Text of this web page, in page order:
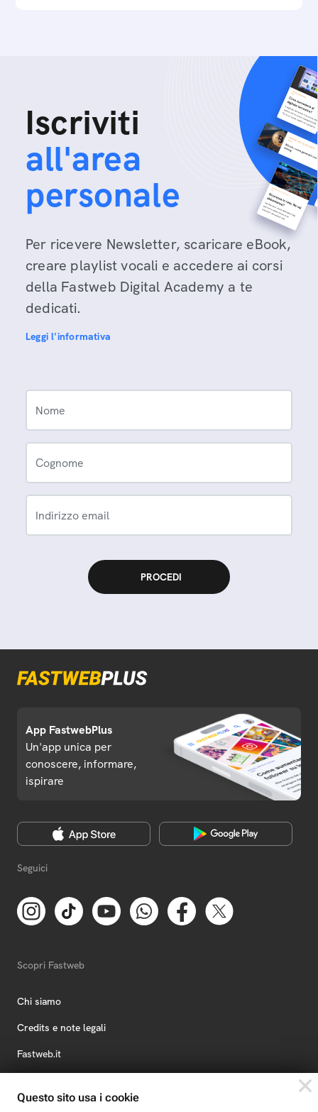
Iscriviti
all'area
personale
Per ricevere Newsletter, scaricare eBook,
creare playlist vocali e accedere ai corsi
della Fastweb Digital Academy a te
dedicati.
Leggi l'informativa
Nome
Cognome
Indirizzo email
App FastwebPlus
Un'app unica per
conoscere, informare,
ispirare
Seguici
Scopri Fastweb
Chi siamo
Credits e note legali
Fastweb.it